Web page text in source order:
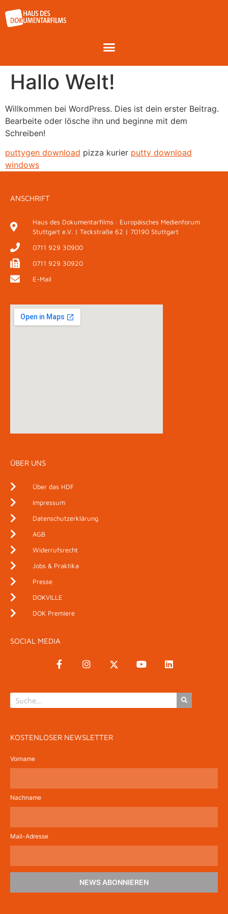
Hallo Welt!
Willkommen bei WordPress. Dies ist dein erster Beitrag.
Bearbeite oder lösche ihn und beginne mit dem
Schreiben!
puttygen download pizza kurier putty download
windows
ANSCHRIFT
Haus des Dokumentarfilms · Europäisches Medienforum
Stuttgart e.V. | Teckstraße 62 | 70190 Stuttgart
0711 929 30900
0711 929 30920
E-Mail
ÜBER UNS
Über das HDF
Impressum
Datenschutzerklärung
AGB
Widerrufsrecht
Jobs & Praktika
Presse
DOKVILLE
DOK Premiere
SOCIAL MEDIA
KOSTENLOSER NEWSLETTER
Vorname
Nachname
Mail-Adresse
NEWS ABONNIEREN